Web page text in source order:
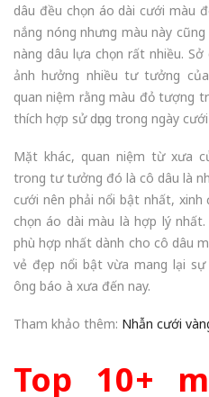
dâu đều chọn áo dài cưới màu
nắng nóng nhưng màu này
nàng dâu lựa chọn rất nhiều.
ảnh hưởng nhiều tư tưởng
quan niệm rằng màu đỏ tượng
thích hợp sử dụng trong ngày
Mặt khác, quan niệm từ xưa
trong tư tưởng đó là cô dâu là
cưới nên phải nổi bật nhất,
chọn áo dài màu là hợp lý
phù hợp nhất dành cho cô dâu
vẻ đẹp nổi bật vừa mang lại
ông báo à xưa đến nay.
Tham khảo thêm: Nhẫn cưới
Top 10+